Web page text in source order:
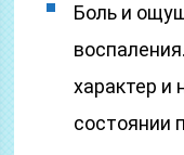
Боль и
характер и
состоянии